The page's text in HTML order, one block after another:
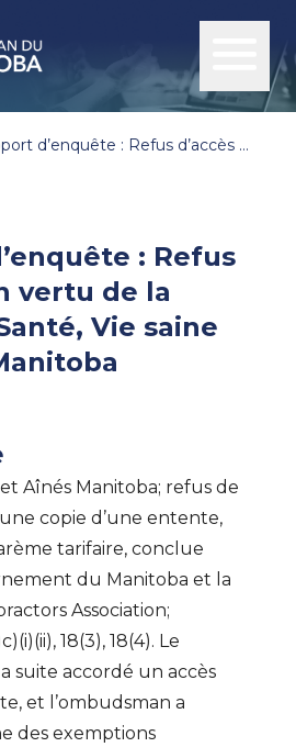
Rapport d’enquête : Refus d’accès en vertu de la LAIPVP – Santé, Vie saine et Aînés Manitoba
: Refus
vertu de la
Vie saine
Aînés Manitoba; refus de
copie d’une entente,
tarifaire, conclue
du Manitoba et la
Association;
18(3), 18(4). Le
suite accordé un accès
et l’ombudsman a
des exemptions